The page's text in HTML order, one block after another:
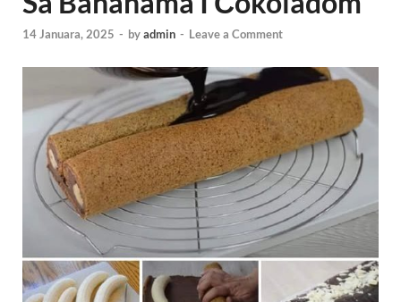
14 Januara, 2025 - byadmin - Leave a Comment